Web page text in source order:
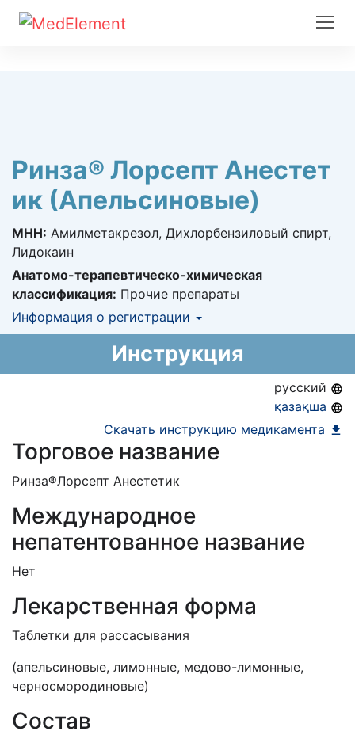
Ринза® Лорсепт Анестет
ик (Апельсиновые)
МНН: Амилметакрезол, Дихлорбензиловый спирт,
Лидокаин
Анатомо-терапевтическо-химическая
классификация: Прочие препараты
Информация о регистрации
Информация о регистрации в РК:05.03.2015 -
Инструкция
русский
қазақша
Скачать инструкцию медикамента
Торговое название
Ринза®Лорсепт Анестетик
Международное
непатентованное название
Нет
Лекарственная форма
Таблетки для рассасывания
(апельсиновые, лимонные, медово-лимонные,
черносмородиновые)
Состав